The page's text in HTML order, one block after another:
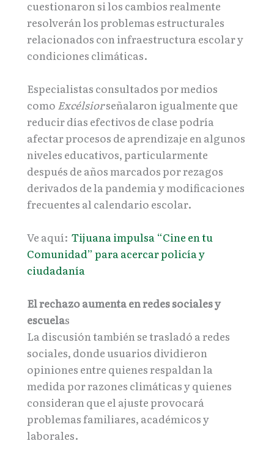
cuestionaron si los cambios realmente
resolverán los problemas estructurales
relacionados con infraestructura escolar y
condiciones climáticas.
Especialistas consultados por medios
como Excélsiorseñalaron igualmente que
reducir días efectivos de clase podría
afectar procesos de aprendizaje en algunos
niveles educativos, particularmente
después de años marcados por rezagos
derivados de la pandemia y modificaciones
frecuentes al calendario escolar.
Ve aquí: Tijuana impulsa “Cine en tu
Comunidad” para acercar policía y
ciudadanía
El rechazo aumenta en redes sociales y
escuelas
La discusión también se trasladó a redes
sociales, donde usuarios dividieron
opiniones entre quienes respaldan la
medida por razones climáticas y quienes
consideran que el ajuste provocará
problemas familiares, académicos y
laborales.